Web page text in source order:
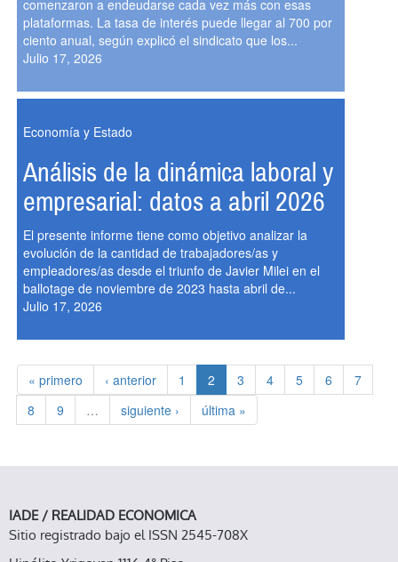
comenzaron a endeudarse cada vez más con esas
plataformas. La tasa de interés puede llegar al 700 por
ciento anual, según explicó el sindicato que los...
Julio 17, 2026
Economía y Estado
Análisis de la dinámica laboral y
empresarial: datos a abril 2026
El presente informe tiene como objetivo analizar la
evolución de la cantidad de trabajadores/as y
empleadores/as desde el triunfo de Javier Milei en el
ballotage de noviembre de 2023 hasta abril de...
Julio 17, 2026
« primero ‹ anterior 1 2 3 4 5 6
7
8
9 … siguiente › última »
IADE / REALIDAD ECONOMICA
Sitio registrado bajo el ISSN 2545-708X